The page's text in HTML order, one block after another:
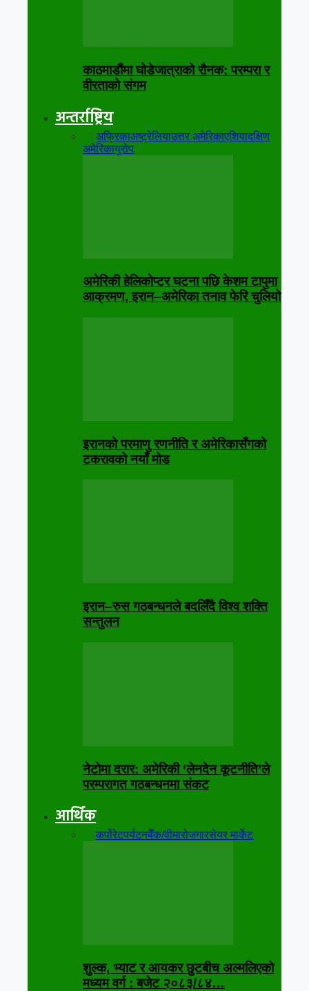
काठमाडौंमा घोडेजात्राको रौनक: परम्परा र
वीरताको संगम
अन्तर्राष्ट्रिय
अफ्रिकाअष्ट्रेलियाउत्तर अमेरिकाएशियादक्षिण
अमेरिकायुरोप
अमेरिकी हेलिकोप्टर घटना पछि केशम टापुमा
आक्रमण, इरान–अमेरिका तनाव फेरि चुलियो
इरानको परमाणु रणनीति र अमेरिकासँगको
टकरावको नयाँ मोड
इरान–रुस गठबन्धनले बदलिँदै विश्व शक्ति
सन्तुलन
नेटोमा दरार: अमेरिकी ‘लेनदेन कूटनीति’ले
परम्परागत गठबन्धनमा संकट
आर्थिक
सबैकर्पोरेटपर्यटनबैँक/वीमारोजगारसेयर मार्केट
शुल्क, भ्याट र आयकर छुटबीच अल्मलिएको
मध्यम वर्ग : बजेट २०८३/८४…